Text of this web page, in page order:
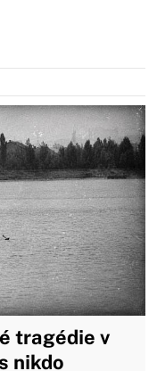
tragédie v
nikdo